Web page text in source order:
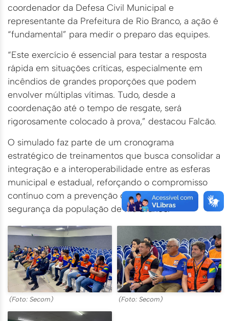
coordenador da Defesa Civil Municipal e
representante da Prefeitura de Rio Branco, a ação é
“fundamental” para medir o preparo das equipes.
“Este exercício é essencial para testar a resposta
rápida em situações críticas, especialmente em
incêndios de grandes proporções que podem
envolver múltiplas vítimas. Tudo, desde a
coordenação até o tempo de resgate, será
rigorosamente colocado à prova,” destacou Falcão.
O simulado faz parte de um cronograma
estratégico de treinamentos que busca consolidar a
integração e a interoperabilidade entre as esferas
municipal e estadual, reforçando o compromisso
contínuo com a prevenção de desastres e a
segurança da população de Rio Branco.
(Foto: Secom) (Foto: Secom)